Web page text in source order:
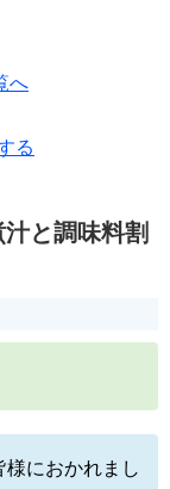
へ
る
と調味料割
におかれまし